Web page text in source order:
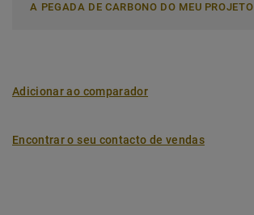
A PEGADA DE CARBONO DO MEU PROJETO
Adicionar ao comparador
Encontrar o seu contacto de vendas